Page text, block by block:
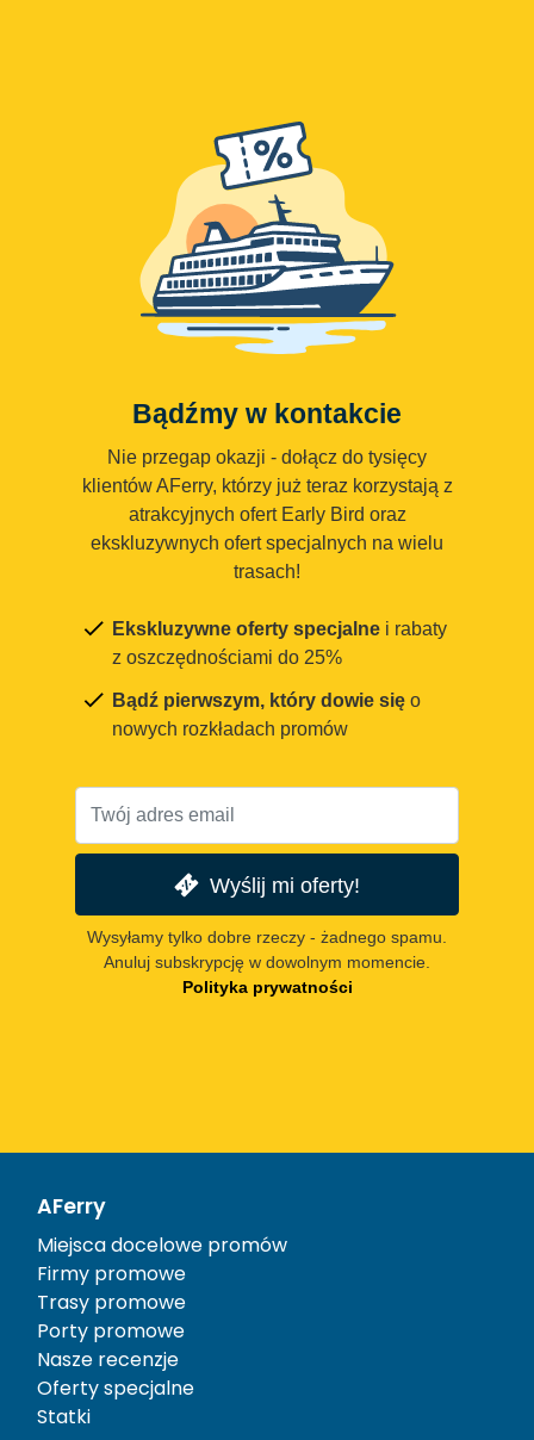
Bądźmy w kontakcie
Nie przegap okazji - dołącz do tysięcy
klientów AFerry, którzy już teraz korzystają z
atrakcyjnych ofert Early Bird oraz
ekskluzywnych ofert specjalnych na wielu
trasach!
Ekskluzywne oferty specjalne i rabaty
z oszczędnościami do 25%
Bądź pierwszym, który dowie się o
nowych rozkładach promów
Wyślij mi oferty!
Wysyłamy tylko dobre rzeczy - żadnego spamu.
Anuluj subskrypcję w dowolnym momencie.
Polityka prywatności
AFerry
Miejsca docelowe promów
Firmy promowe
Trasy promowe
Porty promowe
Nasze recenzje
Oferty specjalne
Statki